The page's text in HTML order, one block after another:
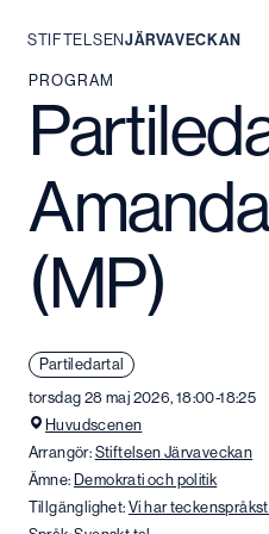
Hoppa
innehåll
STIFTELSENJÄRVAVECKAN
PROGRAM
(MP)
Partiledartal
torsdag 28 maj 2026, 18:00-18:25
Huvudscenen
Arrangör:Stiftelsen Järvaveckan
Ämne:Demokrati och politik
Tillgänglighet:Vi har